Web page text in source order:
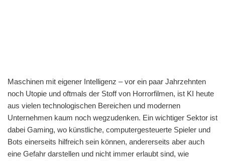
Maschinen mit eigener Intelligenz – vor ein paar Jahrzehnten
noch Utopie und oftmals der Stoff von Horrorfilmen, ist KI heute
aus vielen technologischen Bereichen und modernen
Unternehmen kaum noch wegzudenken. Ein wichtiger Sektor ist
dabei Gaming, wo künstliche, computergesteuerte Spieler und
Bots einerseits hilfreich sein können, andererseits aber auch
eine Gefahr darstellen und nicht immer erlaubt sind, wie